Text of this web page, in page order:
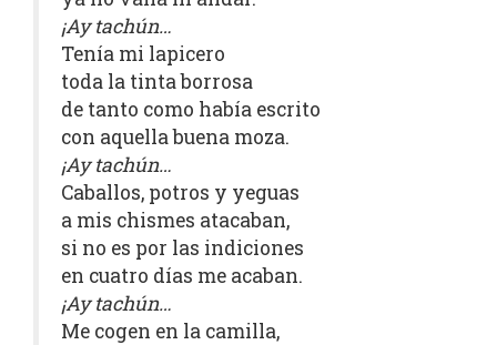
¡Ay tachún…
Tenía mi lapicero
toda la tinta borrosa
de tanto como había escrito
con aquella buena moza.
¡Ay tachún…
Caballos, potros y yeguas
a mis chismes atacaban,
si no es por las indiciones
en cuatro días me acaban.
¡Ay tachún…
Me cogen en la camilla,